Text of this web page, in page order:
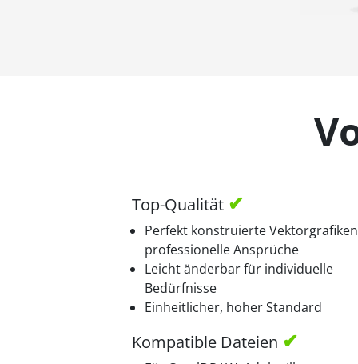
Top-Qualität
Perfekt konstruierte
professionelle Ansprüche
Leicht änderbar für individuelle
Bedürfnisse
Einheitlicher, hoher Standard
Kompatible Dateien